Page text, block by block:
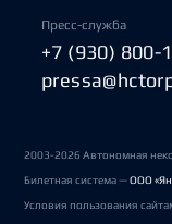
Пресс-служба
+7 (930) 800-
2003-2026 Автономная
Билетная система —ООО
Условия пользования